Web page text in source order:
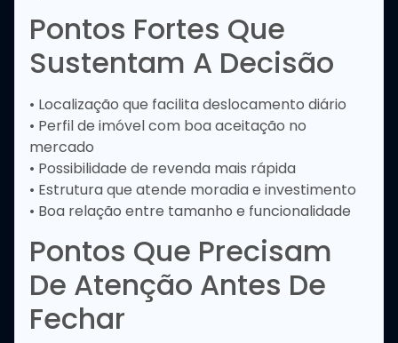
Pontos Fortes Que
Sustentam A Decisão
• Localização que facilita deslocamento diário
• Perfil de imóvel com boa aceitação no
mercado
• Possibilidade de revenda mais rápida
• Estrutura que atende moradia e investimento
• Boa relação entre tamanho e funcionalidade
Pontos Que Precisam
De Atenção Antes De
Fechar